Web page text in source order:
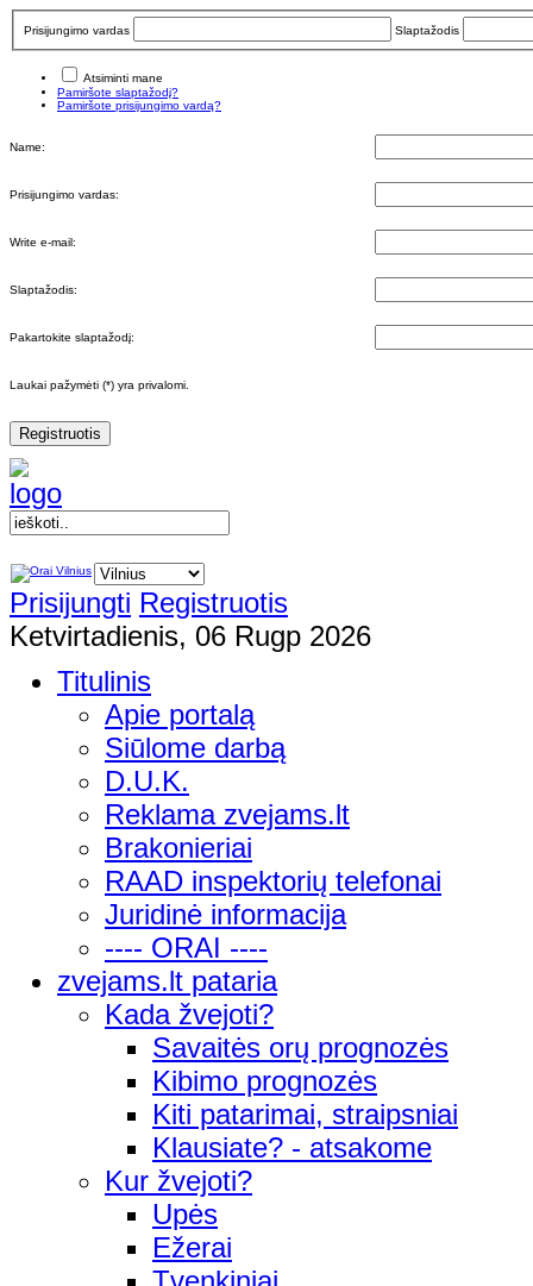
Prisijungimo vardas Slaptažodis
Atsiminti mane
Pamiršote slaptažodį?
Pamiršote prisijungimo vardą?
Name:
Prisijungimo vardas:
Write e-mail:
Slaptažodis:
Pakartokite slaptažodį:
Laukai pažymėti (*) yra privalomi.
Registruotis
Prisijungti Registruotis
Ketvirtadienis, 06 Rugp 2026
Titulinis
Apie portalą
Siūlome darbą
D.U.K.
Reklama zvejams.lt
Brakonieriai
RAAD inspektorių telefonai
Juridinė informacija
---- ORAI ----
zvejams.lt pataria
Kada žvejoti?
Savaitės orų prognozės
Kibimo prognozės
Kiti patarimai, straipsniai
Klausiate? - atsakome
Kur žvejoti?
Upės
Ežerai